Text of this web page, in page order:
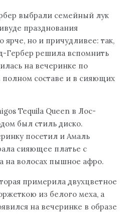
выбрали семейный лук
празднования
ярче, но и причудливее: так,
Гербер решила вспомнить
на вечеринке по
полном составе и в сияющих
Tequila Queen в Лос-
был стиль диско.
посетил и Амаль
сияющее платье с
на волосах пышное афро.
примерила двухцветное
из белого меха, а
на вечеринке в образе